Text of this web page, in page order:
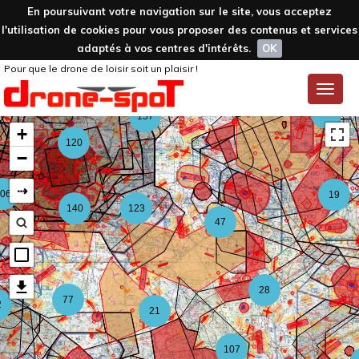
En poursuivant votre navigation sur le site, vous acceptez
l'utilisation de cookies pour vous proposer des contenus et services
adaptés à vos centres d'intérêts.
OK
Toggle
Pour que le drone de loisir soit un plaisir !
107
77
123
157
47
28
19
21
140
120
+
−
⇢